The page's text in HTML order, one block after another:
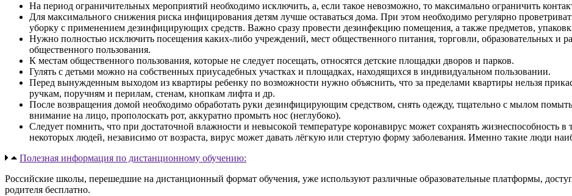
На период ограничительных мероприятий необходимо исключить, а, если такое невозможно, то максимально ограничить
Для максимального снижения риска инфицирования детям лучше оставаться дома. При этом необходимо регулярно
уборку с применением дезинфицирующих средств. Важно сразу провести дезинфекцию помещения, а также предметов,
Нужно полностью исключить посещения каких-либо учреждений, мест общественного питания, торговли, образовательных и
общественного пользования.
К местам общественного пользования, которые не следует посещать, относятся детские площадки дворов и парков.
Гулять с детьми можно на собственных приусадебных участках и площадках, находящихся в индивидуальном пользовании.
Перед вынужденным выходом из квартиры ребенку по возможности нужно объяснить, что за пределами квартиры нельзя
ручкам, поручням и перилам, стенам, кнопкам лифта и др.
После возвращения домой необходимо обработать руки дезинфицирующим средством, снять одежду, тщательно с мылом
внимание на лицо, прополоскать рот, аккуратно промыть нос (неглубоко).
Следует помнить, что при достаточной влажности и невысокой температуре коронавирус может сохранять жизнеспособность
некоторых людей, независимо от возраста, вирус может давать лёгкую или стертую форму заболевания. Именно такие люди
Полезная информация по дистанционному обучению:
Российские школы, перешедшие на дистанционный формат обучения, уже используют различные образовательные платформы,
родителя бесплатно.